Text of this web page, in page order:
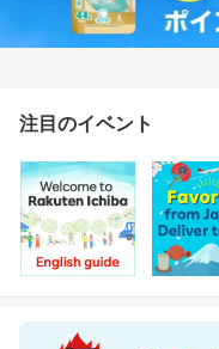
注目のイベント